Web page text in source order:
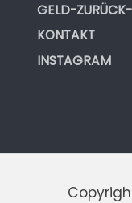
GELD-
KONTAKT
INSTAGRAM